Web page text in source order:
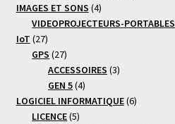
IMAGES ET SONS 44
produits
VIDEOPROJECTEURS-PORTABLES
IoT 2727
produits
GPS 2727
produits
ACCESSOIRES 33
GEN 5 44
produits
LOGICIEL INFORMATIQUE 66
LICENCE 55